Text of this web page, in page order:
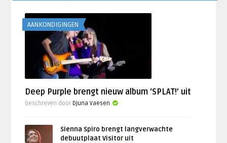
AANKONDIGINGEN
Deep Purple brengt nieuw album ‘SPLAT!’ uit
Geschreven door Djuna Vaesen
Sienna Spiro brengt langverwachte
debuutplaat Visitor uit